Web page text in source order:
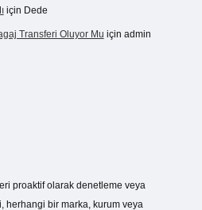
için Dede
Transferi Oluyor Mu için admin
proaktif olarak denetleme veya
herhangi bir marka, kurum veya